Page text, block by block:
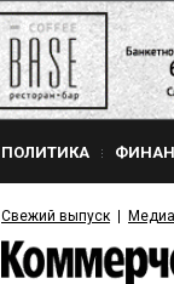
ПОЛИТИКА
Свежий выпуск Медиа